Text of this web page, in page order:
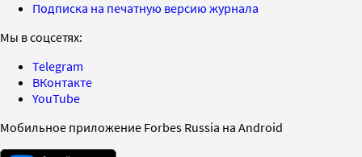
Подписка на печатную версию журнала
Мы в соцсетях:
Telegram
ВКонтакте
YouTube
Мобильное приложение Forbes Russia на Android